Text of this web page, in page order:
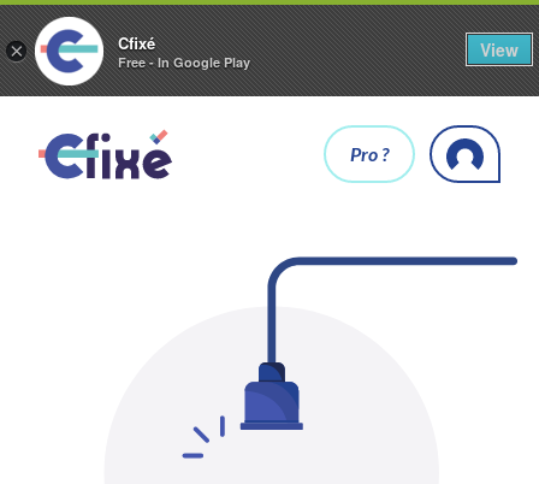
× Cfixé
Free - In Google Play
View
Pro ?